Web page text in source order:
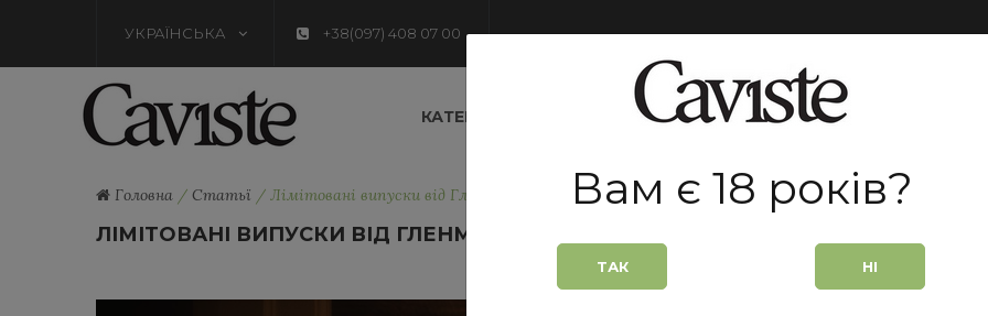
УКРАЇНСЬКА +38(097) 408 07 00
КАТЕГОРІЇ ОПЛАТА ТА ДОСТАВКА
Головна / Статьї / Лімітовані випуски від Гленморанджі
ЛІМІТОВАНІ ВИПУСКИ ВІД ГЛЕНМОРАНДЖІ
Вам є 18 років?
ТАК НІ